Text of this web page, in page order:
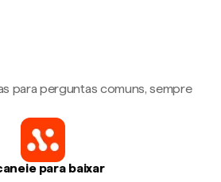
para perguntas comuns, sempre
para baixar